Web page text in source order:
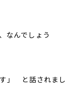
なんでしょう
」 と話されまし